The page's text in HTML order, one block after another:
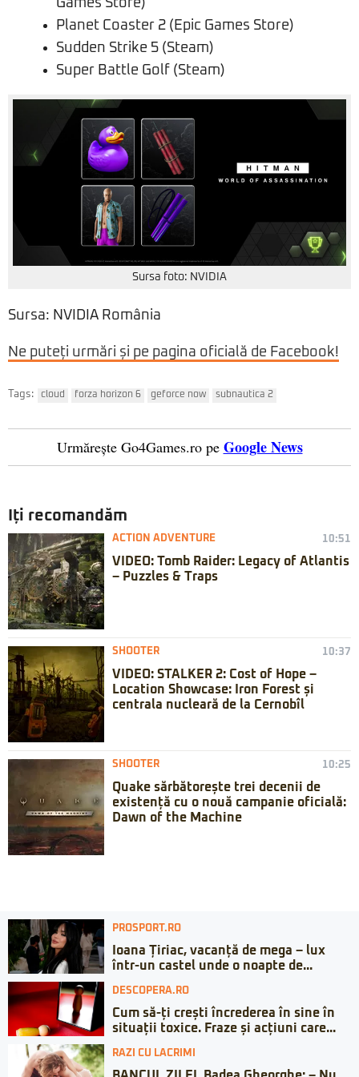
Games Store)
Planet Coaster 2 (Epic Games Store)
Sudden Strike 5 (Steam)
Super Battle Golf (Steam)
Sursa foto: NVIDIA
Sursa: NVIDIA România
Ne puteți urmări și pe pagina oficială de Facebook!
Tags: cloud forza horizon 6 geforce now subnautica 2
Urmărește Go4Games.ro pe Google News
Iți recomandăm
ACTION ADVENTURE 10:51
VIDEO: Tomb Raider: Legacy of Atlantis
– Puzzles & Traps
SHOOTER 10:37
VIDEO: STALKER 2: Cost of Hope –
Location Showcase: Iron Forest și
centrala nucleară de la Cernobîl
SHOOTER 10:25
Quake sărbătorește trei decenii de
existență cu o nouă campanie oficială:
Dawn of the Machine
PROSPORT.RO
Ioana Țiriac, vacanță de mega – lux
într-un castel unde o noapte de...
DESCOPERA.RO
Cum să-ți crești încrederea în sine în
situații toxice. Fraze și acțiuni care...
RAZI CU LACRIMI